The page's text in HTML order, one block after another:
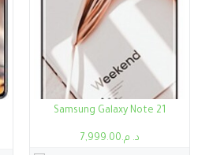
Samsung Galaxy Note 21
د. م.7,999.00